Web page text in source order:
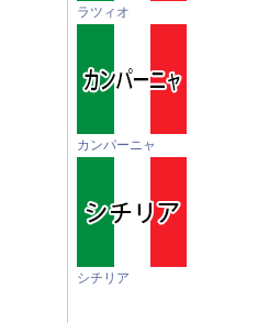
ラツィオ
カンパーニャ
シチリア